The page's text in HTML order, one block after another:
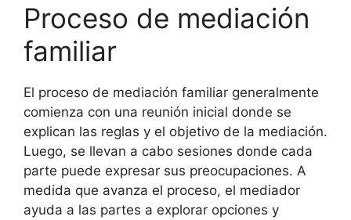
Proceso de mediación
familiar
El proceso de mediación familiar generalmente
comienza con una reunión inicial donde se
explican las reglas y el objetivo de la mediación.
Luego, se llevan a cabo sesiones donde cada
parte puede expresar sus preocupaciones. A
medida que avanza el proceso, el mediador
ayuda a las partes a explorar opciones y